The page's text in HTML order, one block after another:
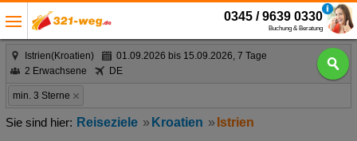
0345 / 9639 0330
Buchung & Beratung
Istrien(Kroatien)
01.09.2026 bis 15.09.2026, 7 Tage
2 Erwachsene
DE
min. 3 Sterne
Reiseziele Kroatien Istrien